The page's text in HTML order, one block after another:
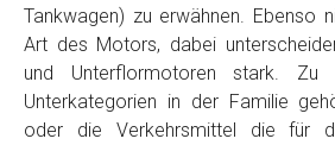
Email
PLZ und Ort
Tankwagen) zu erwähnen. Ebenso
Art des Motors, dabei
und Unterflormotoren stark. Zu
Unterkategorien in der Familie
oder die Verkehrsmittel die für